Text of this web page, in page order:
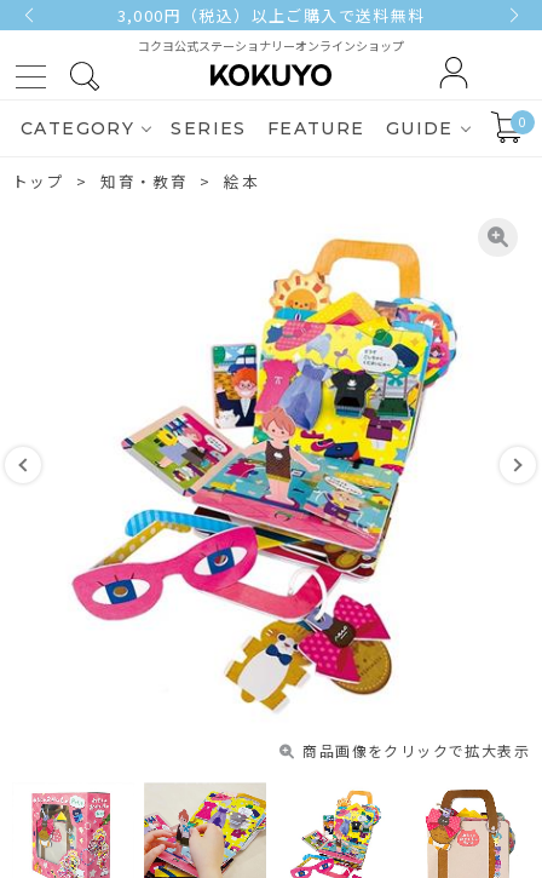
3,000円（税込）以上ご購入で送料無料
コクヨ公式ステーショナリーオンラインショップ
CATEGORY SERIES FEATURE GUIDE 0
トップ 知育・教育 絵本
商品画像をクリックで拡大表示